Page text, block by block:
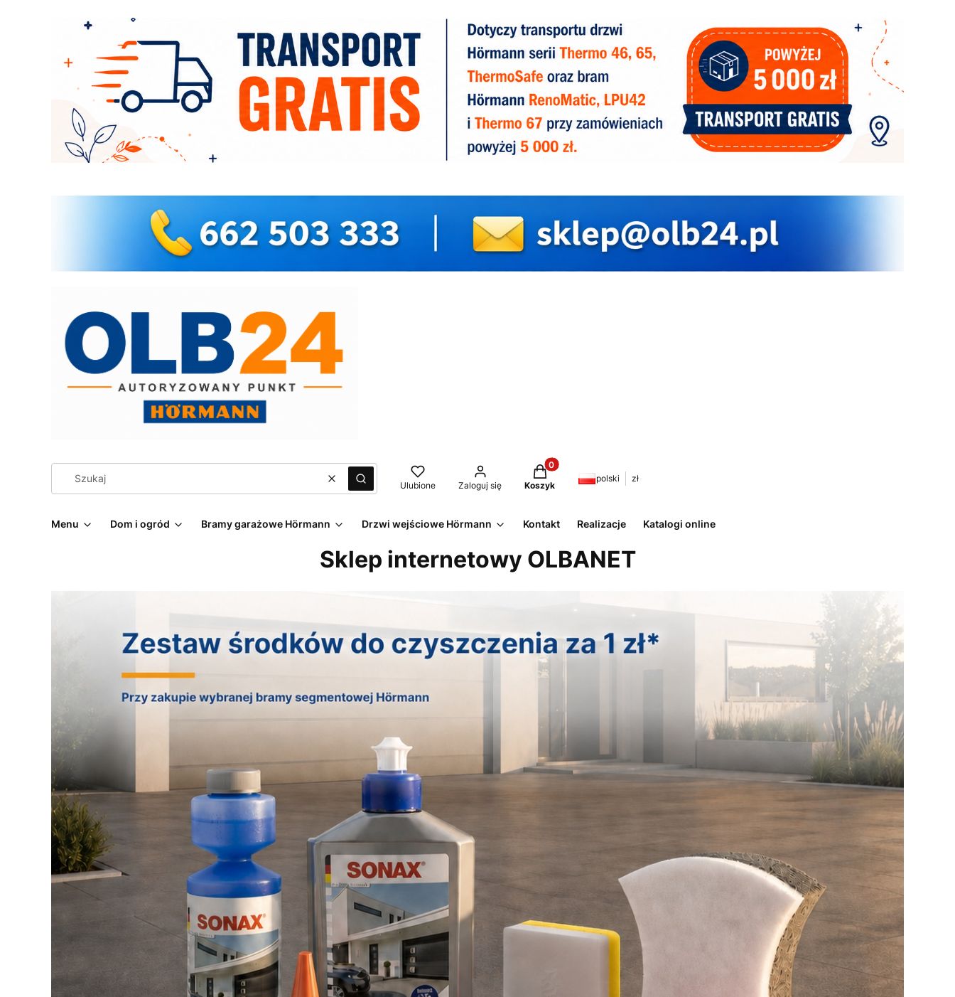
WyczyśćSzukaj Ulubione Zaloguj się
Produkty w koszyku: 0. Zobacz szczegóły
Koszyk
polski zł
Menu Dom i ogród Bramy garażowe Hörmann Drzwi wejściowe Hörmann Kontakt Realizacje Katalogi online
Sklep internetowy OLBANET